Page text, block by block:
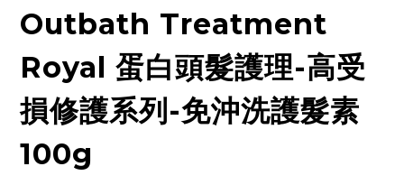
Outbath Treatment
Royal 蛋白頭髮護理-高受
損修護系列-免沖洗護髮素
100g